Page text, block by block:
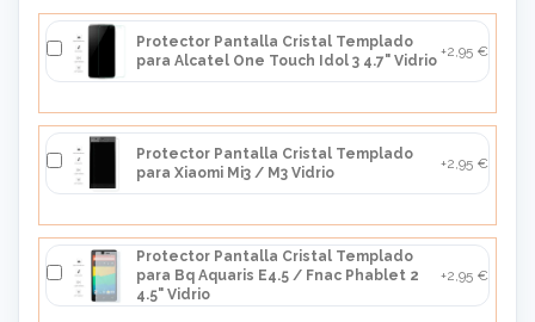
Protector Pantalla Cristal Templado
para Alcatel One Touch Idol 3 4.7" Vidrio
+2,95 €
Protector Pantalla Cristal Templado
para Xiaomi Mi3 / M3 Vidrio
+2,95 €
Protector Pantalla Cristal Templado
para Bq Aquaris E4.5 / Fnac Phablet 2
4.5" Vidrio
+2,95 €